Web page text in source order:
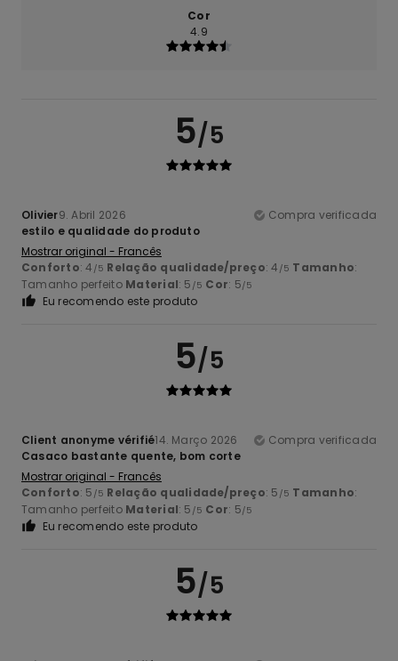
Cor
4.9
5/5
Olivier9. Abril 2026
Compra verificada
estilo e qualidade do produto
Mostrar original - Francês
Conforto: 4 /5 Relação qualidade/preço: 4 /5 Tamanho:
Tamanho perfeito Material: 5 /5 Cor: 5/5
Eu recomendo este produto
5/5
Client anonyme vérifié14. Março 2026
Compra verificada
Casaco bastante quente, bom corte
Mostrar original - Francês
Conforto: 5 /5 Relação qualidade/preço: 5 /5 Tamanho:
Tamanho perfeito Material: 5 /5 Cor: 5/5
Eu recomendo este produto
5/5